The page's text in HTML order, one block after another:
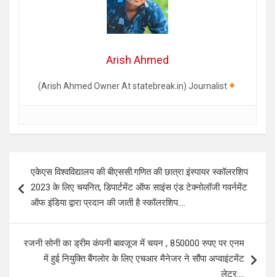
Arish Ahmed
(Arish Ahmed Owner At statebreak.in) Journalist
navigation
एकेएस विश्वविद्यालय की बीएससी.गणित की छात्रा इंस्पायर स्कॉलरशिप
2023 के लिए चयनित, डिपार्टमेंट ऑफ साइंस एंड टेक्नोलॉजी गवर्नमेंट
ऑफ इंडिया द्वारा प्रदान की जाती है स्कॉलरशिप….
रजनी सोनी का ड्रीम कंपनी बावजूज में चयन , 850000 रुपए पर एनम
में हुई नियुक्ति बैंगलोर के लिए एचआर मैनेजर ने सौंपा अप्वाइंटमेंट
लेटर….